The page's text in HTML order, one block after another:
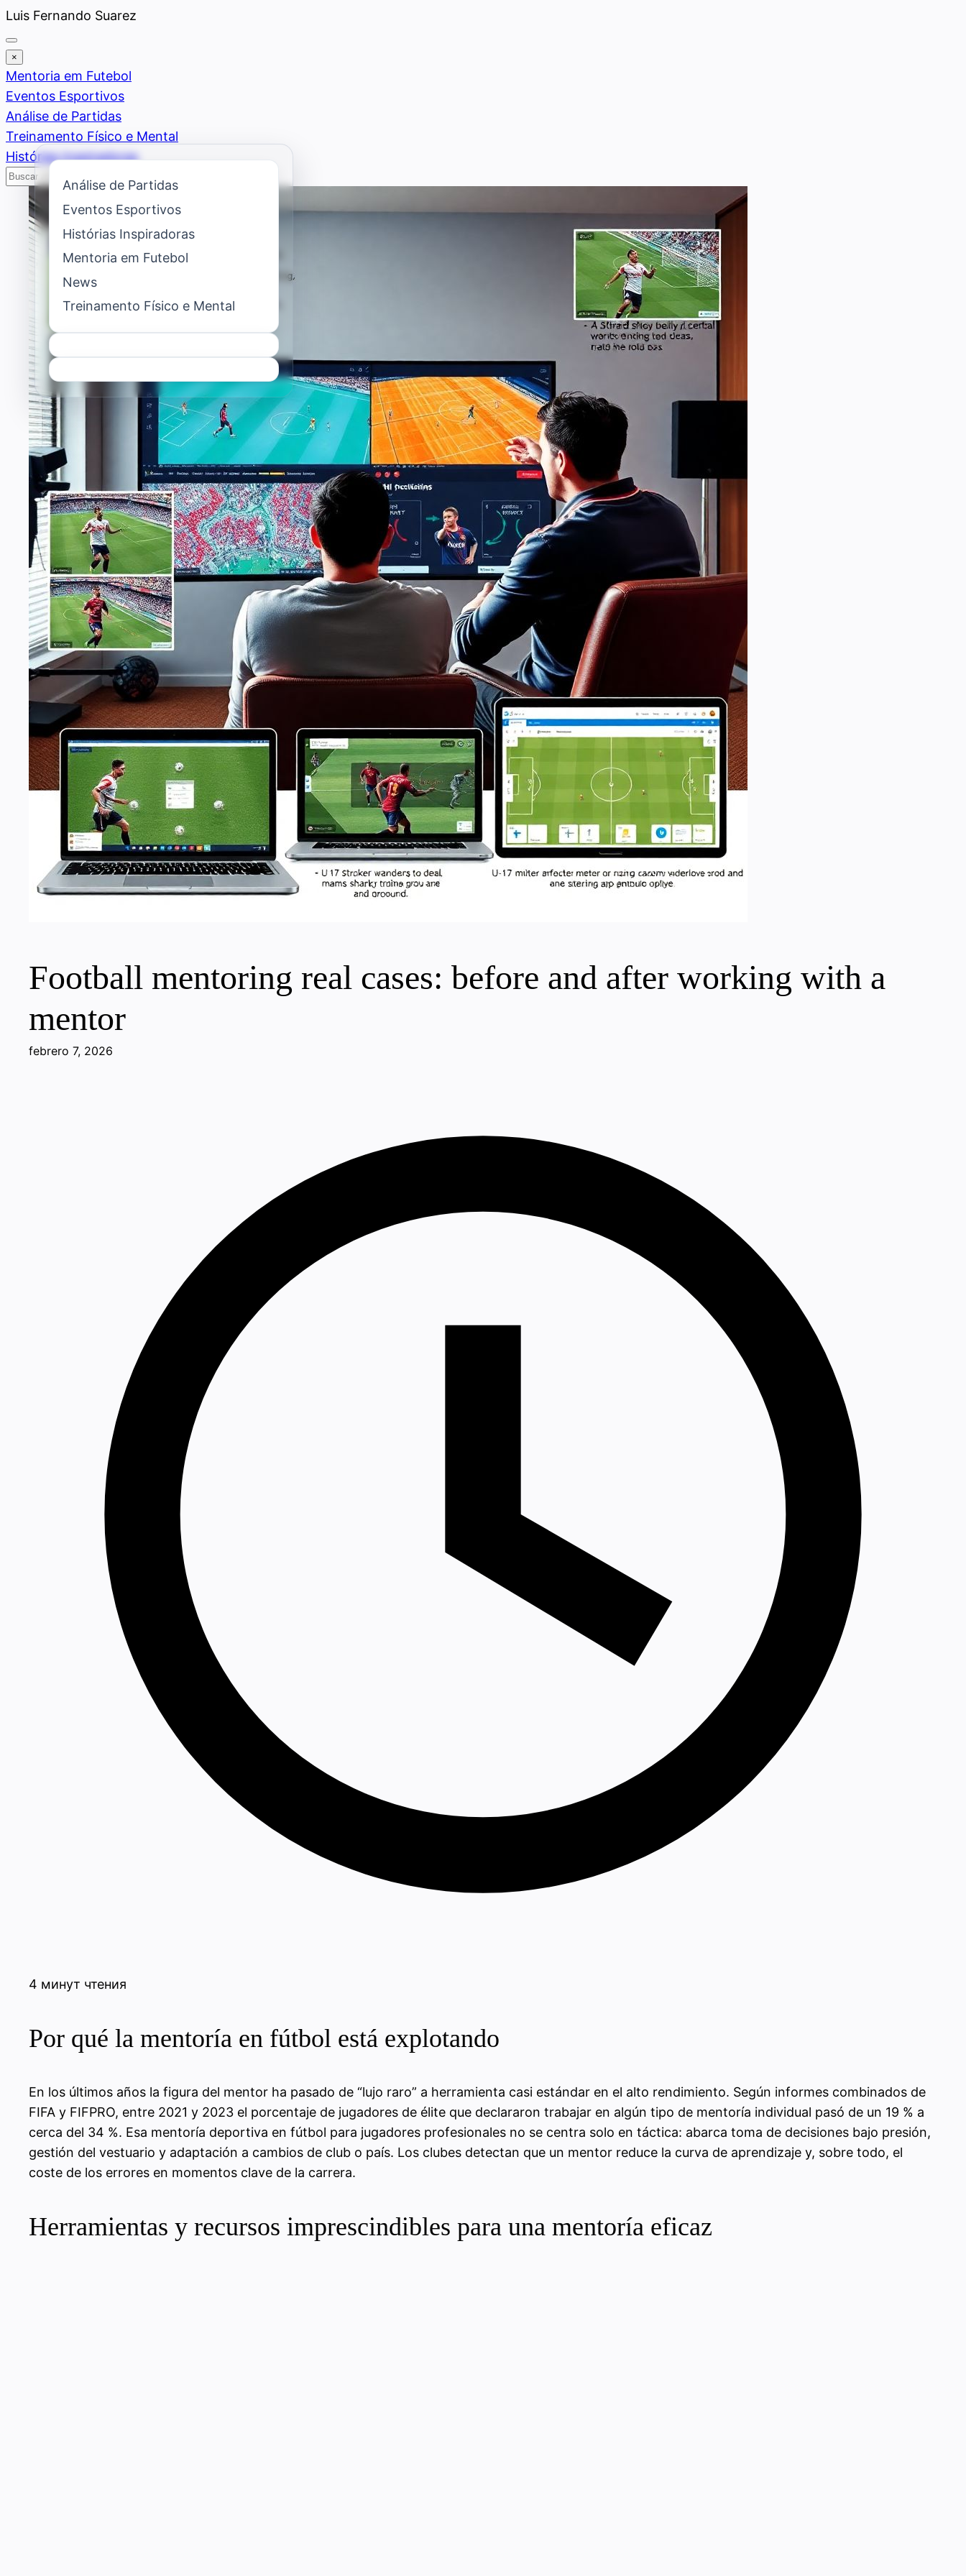
Saltar
al
contenido
Luis Fernando Suarez
×
Mentoria em Futebol
Eventos Esportivos
Análise de Partidas
Treinamento Físico e Mental
Histórias Inspiradoras
Buscar
Football mentoring real cases: before and after working with a
mentor
febrero 7, 2026
4 минут чтения
Por qué la mentoría en fútbol está explotando
En los últimos años la figura del mentor ha pasado de “lujo raro” a herramienta casi estándar en el alto rendimiento. Según informes combinados de
FIFA y FIFPRO, entre 2021 y 2023 el porcentaje de jugadores de élite que declararon trabajar en algún tipo de mentoría individual pasó de un 19 % a
cerca del 34 %. Esa mentoría deportiva en fútbol para jugadores profesionales no se centra solo en táctica: abarca toma de decisiones bajo presión,
gestión del vestuario y adaptación a cambios de club o país. Los clubes detectan que un mentor reduce la curva de aprendizaje y, sobre todo, el
coste de los errores en momentos clave de la carrera.
Herramientas y recursos imprescindibles para una mentoría eficaz
Análise de Partidas
Eventos Esportivos
Histórias Inspiradoras
Mentoria em Futebol
News
Treinamento Físico e Mental